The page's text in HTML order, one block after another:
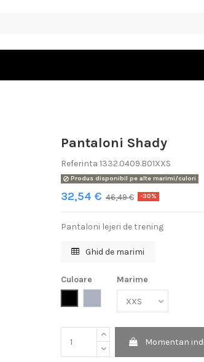
Pantaloni Shady
Referinta 1332.0409.B01XXS
Produs disponibil pe alte marimi/culori
32,54 € 46,49 € -30%
Pantaloni lejeri de trening
Ghid de marimi
Culoare
Marime
Momentan